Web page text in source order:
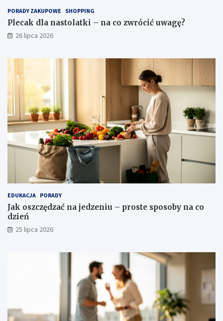
PORADY ZAKUPOWE SHOPPING
Plecak dla nastolatki – na co zwrócić uwagę?
26 lipca 2026
EDUKACJA PORADY
Jak oszczędzać na jedzeniu – proste sposoby na co
dzień
25 lipca 2026